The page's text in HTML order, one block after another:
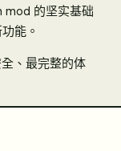
mod 的坚实基础
能。
、最完整的体